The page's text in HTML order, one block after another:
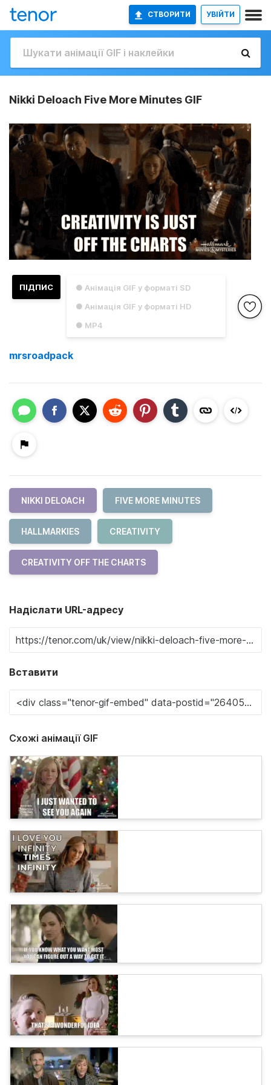
СТВОРИТИ УВІЙТИ
Nikki Deloach Five More Minutes GIF
● Анімація GIF у форматі SD
● Анімація GIF у форматі HD
● MP4
ПІДПИС
mrsroadpack
NIKKI DELOACH FIVE MORE MINUTES
HALLMARKIES CREATIVITY
CREATIVITY OFF THE CHARTS
Надіслати URL-адресу
Вставити
Схожі анімації GIF